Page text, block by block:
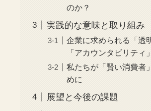
のか？
実践的な意味と取り組み
企業に求められる「透
「アカウンタビリティ」
私たちが「賢い消費者
めに
展望と今後の課題